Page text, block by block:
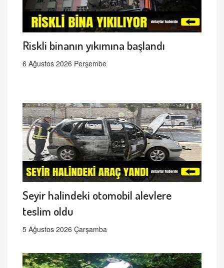
Riskli binanın yıkımına başlandı
6 Ağustos 2026 Perşembe
Seyir halindeki otomobil alevlere
teslim oldu
5 Ağustos 2026 Çarşamba